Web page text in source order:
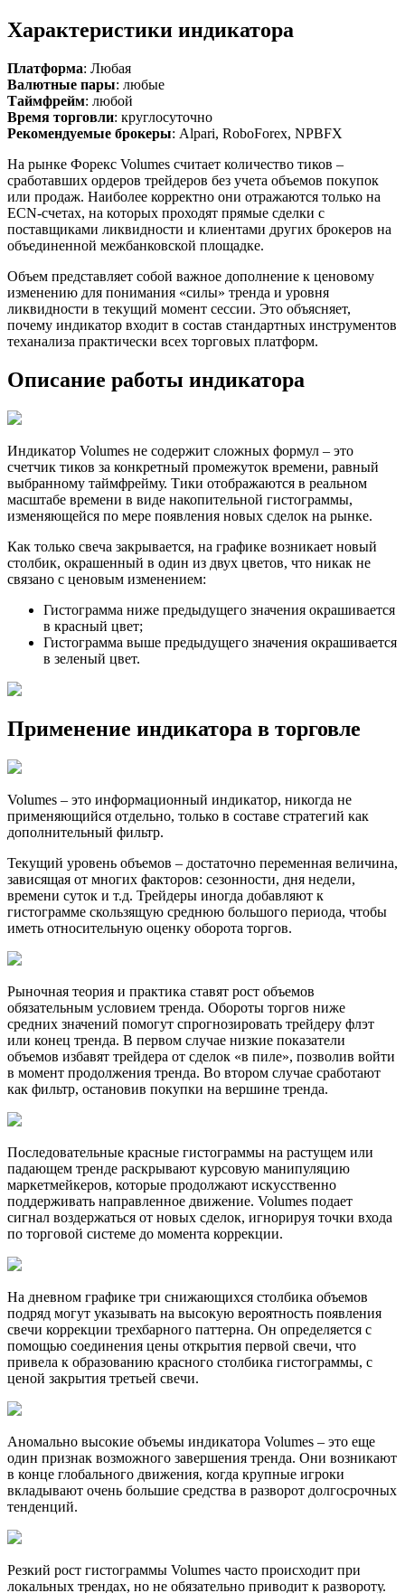
Характеристики индикатора
Платформа: Любая
Валютные пары: любые
Таймфрейм: любой
Время торговли: круглосуточно
Рекомендуемые брокеры: Alpari, RoboForex, NPBFX
На рынке Форекс Volumes считает количество тиков –
сработавших ордеров трейдеров без учета объемов покупок
или продаж. Наиболее корректно они отражаются только на
ECN-счетах, на которых проходят прямые сделки с
поставщиками ликвидности и клиентами других брокеров на
объединенной межбанковской площадке.
Объем представляет собой важное дополнение к ценовому
изменению для понимания «силы» тренда и уровня
ликвидности в текущий момент сессии. Это объясняет,
почему индикатор входит в состав стандартных инструментов
теханализа практически всех торговых платформ.
Описание работы индикатора
Индикатор Volumes не содержит сложных формул – это
счетчик тиков за конкретный промежуток времени, равный
выбранному таймфрейму. Тики отображаются в реальном
масштабе времени в виде накопительной гистограммы,
изменяющейся по мере появления новых сделок на рынке.
Как только свеча закрывается, на графике возникает новый
столбик, окрашенный в один из двух цветов, что никак не
связано с ценовым изменением:
Гистограмма ниже предыдущего значения окрашивается
в красный цвет;
Гистограмма выше предыдущего значения окрашивается
в зеленый цвет.
Применение индикатора в торговле
Volumes – это информационный индикатор, никогда не
применяющийся отдельно, только в составе стратегий как
дополнительный фильтр.
Текущий уровень объемов – достаточно переменная величина,
зависящая от многих факторов: сезонности, дня недели,
времени суток и т.д. Трейдеры иногда добавляют к
гистограмме скользящую среднюю большого периода, чтобы
иметь относительную оценку оборота торгов.
Рыночная теория и практика ставят рост объемов
обязательным условием тренда. Обороты торгов ниже
средних значений помогут спрогнозировать трейдеру флэт
или конец тренда. В первом случае низкие показатели
объемов избавят трейдера от сделок «в пиле», позволив войти
в момент продолжения тренда. Во втором случае сработают
как фильтр, остановив покупки на вершине тренда.
Последовательные красные гистограммы на растущем или
падающем тренде раскрывают курсовую манипуляцию
маркетмейкеров, которые продолжают искусственно
поддерживать направленное движение. Volumes подает
сигнал воздержаться от новых сделок, игнорируя точки входа
по торговой системе до момента коррекции.
На дневном графике три снижающихся столбика объемов
подряд могут указывать на высокую вероятность появления
свечи коррекции трехбарного паттерна. Он определяется с
помощью соединения цены открытия первой свечи, что
привела к образованию красного столбика гистограммы, с
ценой закрытия третьей свечи.
Аномально высокие объемы индикатора Volumes – это еще
один признак возможного завершения тренда. Они возникают
в конце глобального движения, когда крупные игроки
вкладывают очень большие средства в разворот долгосрочных
тенденций.
Резкий рост гистограммы Volumes часто происходит при
локальных трендах, но не обязательно приводит к развороту.